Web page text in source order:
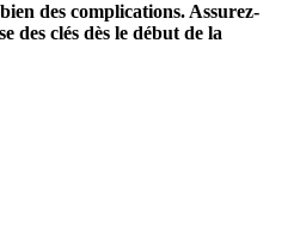
des complications. Assurez-
des clés dès le début de la